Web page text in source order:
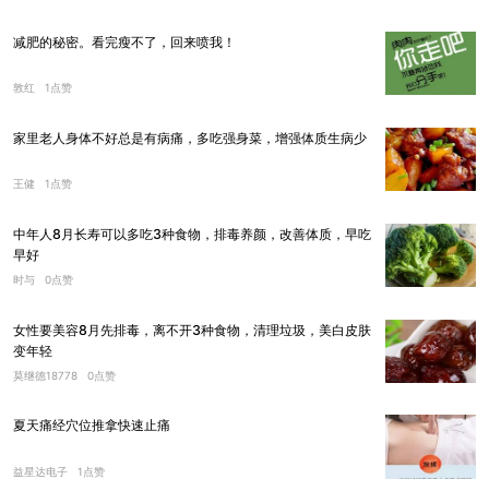
减肥的秘密。看完瘦不了，回来喷我！
敦红 1点赞
家里老人身体不好总是有病痛，多吃强身菜，增强体质生病少
王健 1点赞
中年人8月长寿可以多吃3种食物，排毒养颜，改善体质，早吃
早好
时与 0点赞
女性要美容8月先排毒，离不开3种食物，清理垃圾，美白皮肤
变年轻
莫继德18778 0点赞
夏天痛经穴位推拿快速止痛
益星达电子 1点赞